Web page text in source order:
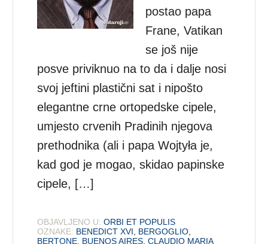
postao papa
Frane, Vatikan
se još nije
posve priviknuo na to da i dalje nosi
svoj jeftini plastični sat i nipošto
elegantne crne ortopedske cipele,
umjesto crvenih Pradinih njegova
prethodnika (ali i papa Wojtyła je,
kad god je mogao, skidao papinske
cipele, […]
OBJAVLJENO U: ORBI ET POPULIS
OZNAKE: BENEDICT XVI BERGOGLIO
BERTONE BUENOS AIRES ,CLAUDIO MARIA